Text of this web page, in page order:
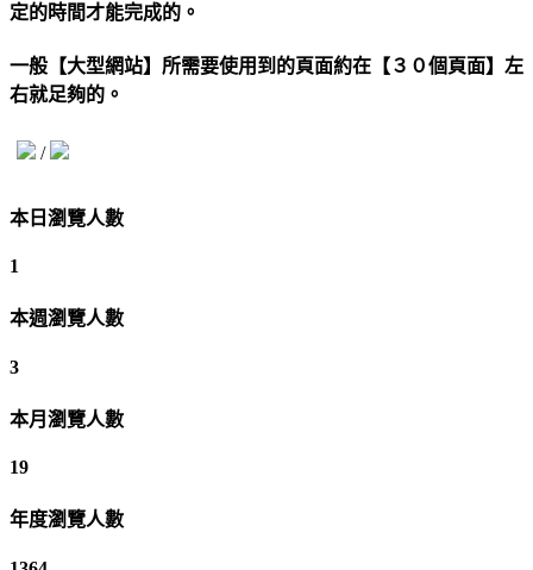
定的時間才能完成的。
一般【大型網站】所需要使用到的頁面約在【３０個頁面】左
右就足夠的。
/
本日瀏覽人數
1
本週瀏覽人數
3
本月瀏覽人數
19
年度瀏覽人數